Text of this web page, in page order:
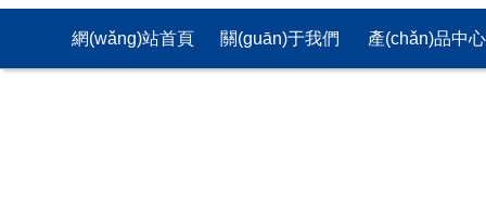
網(wǎng)站首頁 關(guān)于我們 產(chǎn)品中心